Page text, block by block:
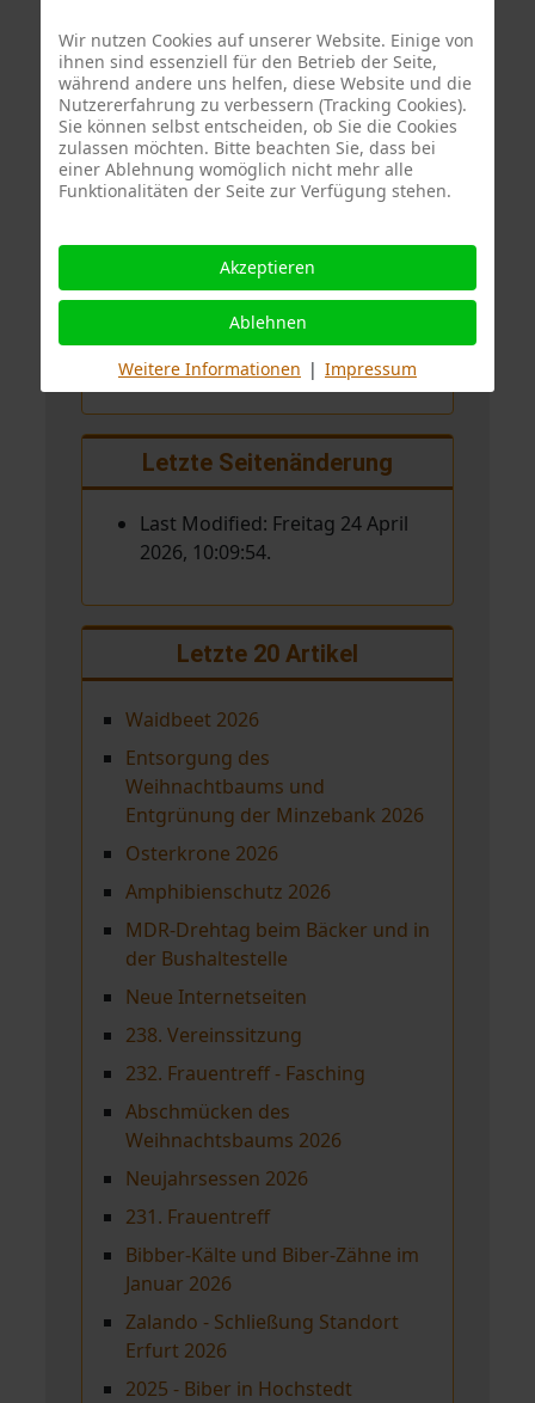
Heute:
96
Gestern:
229
Diese Woche:
1.633
Dieser Monat:
2.227
Total:
3.730.340
Hier unterwegs
Aktuell sind 721 Gäste und keine
Mitglieder online
Letzte Seitenänderung
Last Modified: Freitag 24 April
2026, 10:09:54.
Letzte 20 Artikel
Waidbeet 2026
Entsorgung des
Weihnachtbaums und
Entgrünung der Minzebank 2026
Osterkrone 2026
Amphibienschutz 2026
MDR-Drehtag beim Bäcker und in
der Bushaltestelle
Neue Internetseiten
238. Vereinssitzung
232. Frauentreff - Fasching
Abschmücken des
Weihnachtsbaums 2026
Neujahrsessen 2026
231. Frauentreff
Bibber-Kälte und Biber-Zähne im
Januar 2026
Zalando - Schließung Standort
Erfurt 2026
2025 - Biber in Hochstedt
Wir nutzen Cookies auf unserer Website. Einige von
ihnen sind essenziell für den Betrieb der Seite,
während andere uns helfen, diese Website und die
Nutzererfahrung zu verbessern (Tracking Cookies).
Sie können selbst entscheiden, ob Sie die Cookies
zulassen möchten. Bitte beachten Sie, dass bei
einer Ablehnung womöglich nicht mehr alle
Funktionalitäten der Seite zur Verfügung stehen.
Akzeptieren
Ablehnen
Weitere Informationen | Impressum